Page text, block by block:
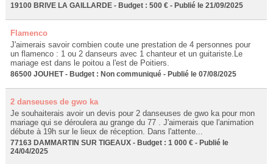
19100 BRIVE LA GAILLARDE - Budget : 500 € - Publié le 21/09/2025
Flamenco
J'aimerais savoir combien coute une prestation de 4 personnes pour
un flamenco : 1 ou 2 danseurs avec 1 chanteur et un guitariste.Le
mariage est dans le poitou a l'est de Poitiers.
86500 JOUHET - Budget : Non communiqué - Publié le 07/08/2025
2 danseuses de gwo ka
Je souhaiterais avoir un devis pour 2 danseuses de gwo ka pour mon
mariage qui se déroulera au grange du 77 . J'aimerais que l'animation
débute à 19h sur le lieux de réception. Dans l'attente...
77163 DAMMARTIN SUR TIGEAUX - Budget : 1 000 € - Publié le
24/04/2025